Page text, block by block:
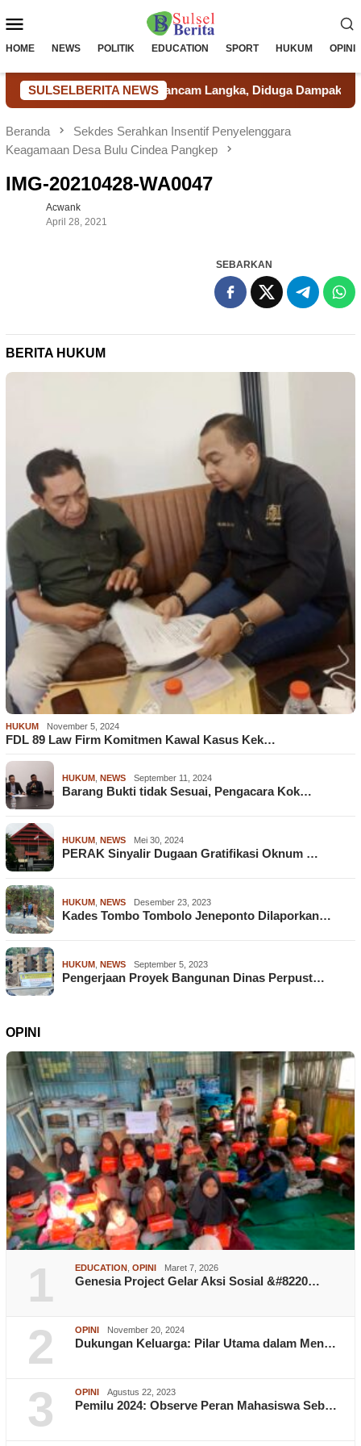
ke
Mobile
HOME NEWS POLITIK EDUCATION SPORT HUKUM OPINI
SULSELBERITA NEWS
Kab. Takalar Terancam Langka, Diduga Dampak
Beranda
Sekdes Serahkan Insentif Penyelenggara
Keagamaan Desa Bulu Cindea Pangkep
IMG-20210428-WA0047
Acwank
April 28, 2021
SEBARKAN
BERITA HUKUM
HUKUM November 5, 2024
FDL 89 Law Firm Komitmen Kawal Kasus Kek…
HUKUM NEWS September 11, 2024
Barang Bukti tidak Sesuai, Pengacara Kok…
HUKUM NEWS Mei 30, 2024
PERAK Sinyalir Dugaan Gratifikasi Oknum …
HUKUM NEWS Desember 23, 2023
Kades Tombo Tombolo Jeneponto Dilaporkan…
HUKUM NEWS September 5, 2023
Pengerjaan Proyek Bangunan Dinas Perpust…
OPINI
1 EDUCATION OPINI Maret 7, 2026
Genesia Project Gelar Aksi Sosial &#8220…
2 OPINI November 20, 2024
Dukungan Keluarga: Pilar Utama dalam Men…
3 OPINI Agustus 22, 2023
Pemilu 2024: Observe Peran Mahasiswa Seb…